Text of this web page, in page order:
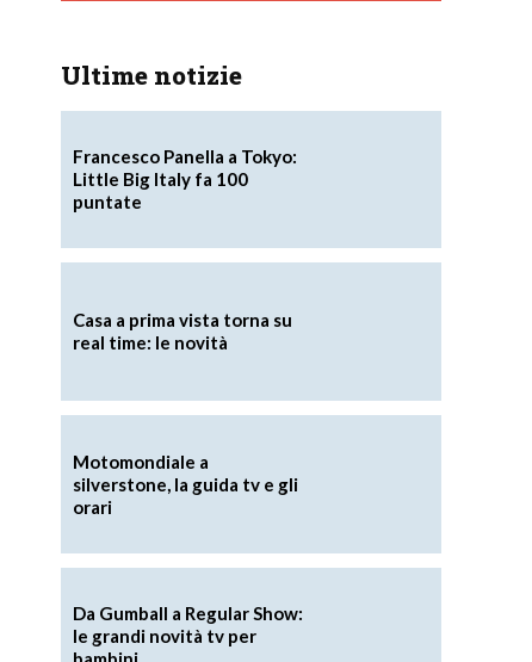
Ultime notizie
Francesco Panella a Tokyo:
Little Big Italy fa 100
puntate
Casa a prima vista torna su
real time: le novità
Motomondiale a
silverstone, la guida tv e gli
orari
Da Gumball a Regular Show:
le grandi novità tv per